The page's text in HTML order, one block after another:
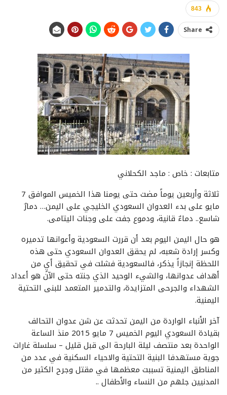
843
Share
متابعات : خاص : ماجد الكحلاني
ثلاثة وأربعين يوماً مضت حتى يومنا هذا الخميس الموافق 7
مايو على بدء العدوان السعودي الخليجي على اليمن… دمارٌ
شاسع.. دماءٌ قانية، ودموع جفت على وجنات اليتامى.
هو حال اليمن اليوم بعد أن قررت السعودية وأعوانها تدميره
وكسر إرادة شعبه، لم يحقق العدوان السعودي حتى هذه
اللحظة إنجازاً يذكر، فالسعودية فشلت في تحقيق أيٍ من
أهداف عدوانها، والشيء الوحيد الذي جنته حتى الآن هو أعداد
الشهداء والجرحى المتزايدة، والتدمير المتعمد للبنى التحتية
اليمنية.
آخر الأنباء الواردة من اليمن تحدثت عن شن عدوان التحالف
بقيادة السعودي اليوم الخميس 7 مايو 2015 منذ الساعة
الواحدة بعد منتصف ليلة البارحة الى قبل قليل – سلسلة غارات
جوية مستهدفا البنية التحتية والاحياء السكنية في عدد من
المناطق اليمنية تسببت معظمها في مقتل وجرح الكثير من
المدنيين جلهم من النساء والأطفال ..